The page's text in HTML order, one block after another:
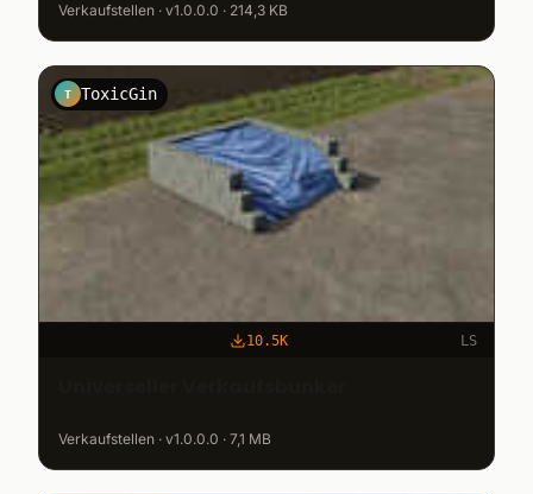
Verkaufstellen · v1.0.0.0 · 214,3 KB
T ToxicGin
10.5K LS
Verkaufstellen · v1.0.0.0 · 7,1 MB